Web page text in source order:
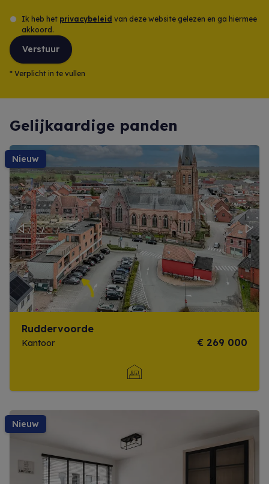
Ik heb het privacybeleid van deze website gelezen en ga hiermee
akkoord.
Verstuur
* Verplicht in te vullen
Gelijkaardige panden
nieuw
Previous Next
Ruddervoorde
Kantoor € 269 000
nieuw